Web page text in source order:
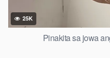
25K
Pinakita sa jowa